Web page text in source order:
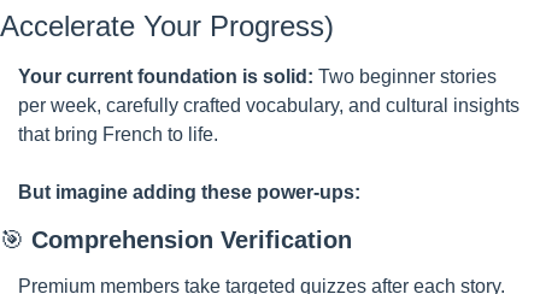
Accelerate Your Progress)
Your current foundation is solid: Two beginner stories
per week, carefully crafted vocabulary, and cultural insights
that bring French to life.
But imagine adding these power-ups:
🎯 Comprehension Verification
Premium members take targeted quizzes after each story.